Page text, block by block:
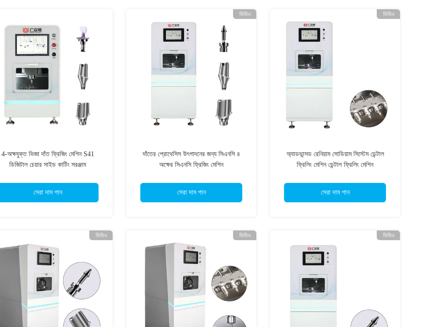
4-অক্ষযুক্ত ভিজা দাঁত ফ্রিজিং মেশিন S41
ডিজিটাল চেয়ার সাইড কাটিং সরঞ্জাম
সেরা দাম পান
ভিডিও
দাঁতের প্রোথেসিস উৎপাদনের জন্য সিএনসি ৪
অক্ষের সিএনসি ফ্রিজিং মেশিন
সেরা দাম পান
ভিডিও
অ্যাডভান্সড রেনিয়াম সোডিয়াম সিস্টেম ডেন্টাল
ফ্রিলিং মেশিন ডেন্টাল ফ্রিলিং মেশিন
সেরা দাম পান
ভিডিও ভিডিও ভিডিও